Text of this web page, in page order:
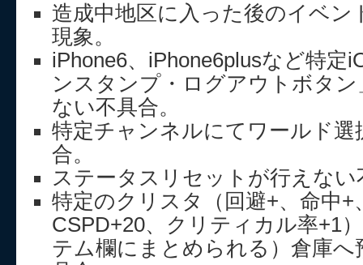
造成中地区に入った後のイベン
現象。
iPhone6、iPhone6plusなど特定
ンスタンプ・ログアウトボタ
ない不具合。
特定チャンネルにてワールド選
合。
ステータスリセットが行えない
特定のクリスタ（回避+、命中+
CSPD+20、クリティカル率+1
テム欄にまとめられる）倉庫